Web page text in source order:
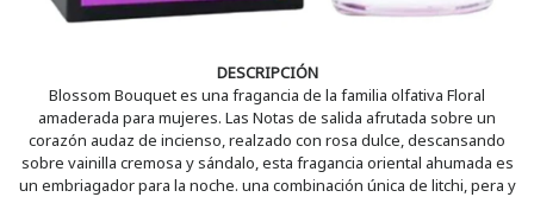
DESCRIPCIÓN
Blossom Bouquet es una fragancia de la familia olfativa Floral
amaderada para mujeres. Las Notas de salida afrutada sobre un
corazón audaz de incienso, realzado con rosa dulce, descansando
sobre vainilla cremosa y sándalo, esta fragancia oriental ahumada es
un embriagador para la noche. una combinación única de litchi, pera y